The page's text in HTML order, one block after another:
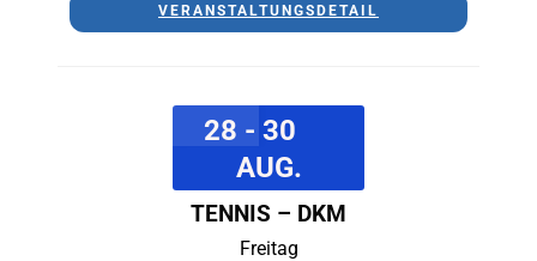
VERANSTALTUNGSDETAIL
28 - 30
AUG.
TENNIS – DKM
Freitag